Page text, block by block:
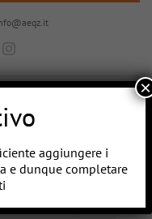
Instagram
aggiungere i
e dunque completare
×